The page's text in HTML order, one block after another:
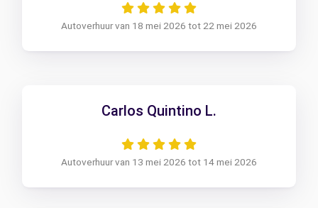
Autoverhuur van 18 mei 2026 tot 22 mei 2026
Carlos Quintino L.
Autoverhuur van 13 mei 2026 tot 14 mei 2026